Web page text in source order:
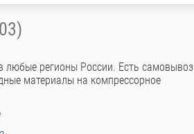
любые регионы России. Есть самовывоз
материалы на компрессорное